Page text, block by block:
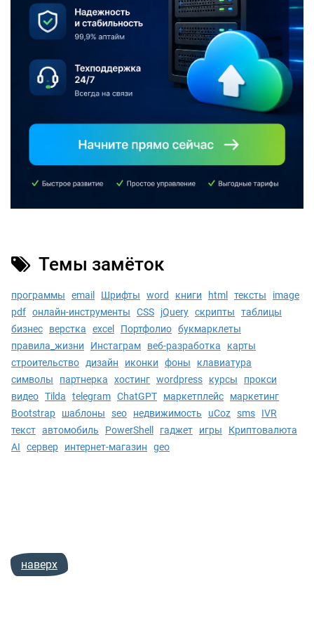
Темы замёток
программы email Шрифты word книги html тексты
image
pdf онлайн-инструменты CSS jQuery скрипты
таблицы
бизнес
верстка excel Портфолио букмарклеты
правила_жизни
Инстаграм веб-разработка
карты
строительство дизайн иконки фоны
клавиатура
символы
партнерка хостинг wordpress курсы
прокси
видео Tilda telegram ChatGPT маркетплейс
маркетинг
Bootstrap
шаблоны seo недвижимость uCoz sms
IVR
текст автомобиль PowerShell гаджет игры
Криптовалюта
AI
сервер интернет-магазин geo
наверх